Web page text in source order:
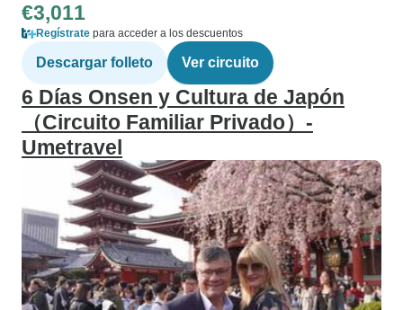
€3,011
Regístrate para acceder a los descuentos
Descargar folleto Ver circuito
6 Días Onsen y Cultura de Japón
（Circuito Familiar Privado）-
Umetravel